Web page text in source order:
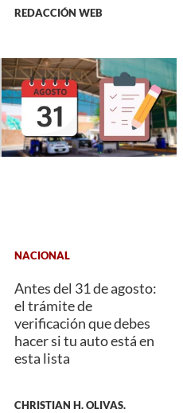
REDACCIÓN WEB
NACIONAL
Antes del 31 de agosto:
el trámite de
verificación que debes
hacer si tu auto está en
esta lista
CHRISTIAN H. OLIVAS.